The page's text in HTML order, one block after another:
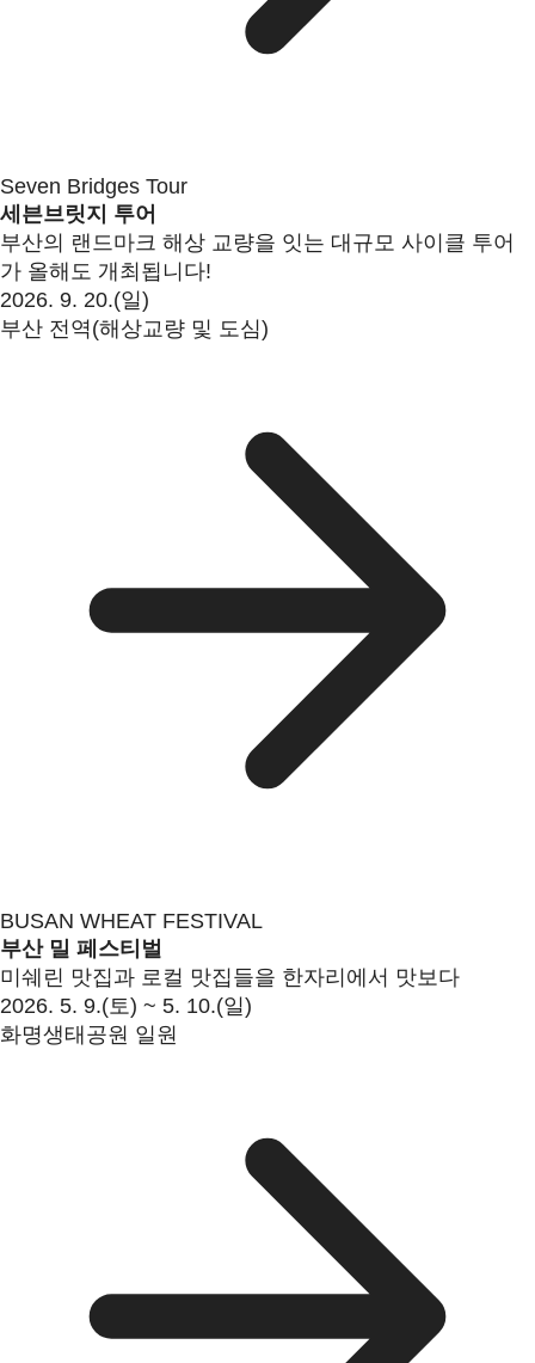
Seven Bridges Tour
세븐브릿지 투어
부산의 랜드마크 해상 교량을 잇는 대규모 사이클 투어
가 올해도 개최됩니다!
2026. 9. 20.(일)
부산 전역(해상교량 및 도심)
BUSAN WHEAT FESTIVAL
부산 밀 페스티벌
미쉐린 맛집과 로컬 맛집들을 한자리에서 맛보다
2026. 5. 9.(토) ~ 5. 10.(일)
화명생태공원 일원